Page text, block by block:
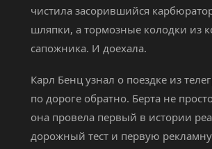
чистила засорившийся
шляпки, а тормозные колодки из
сапожника. И доехала.
Карл Бенц узнал о поездке из
по дороге обратно. Берта не
она провела первый в истории
дорожный тест и первую